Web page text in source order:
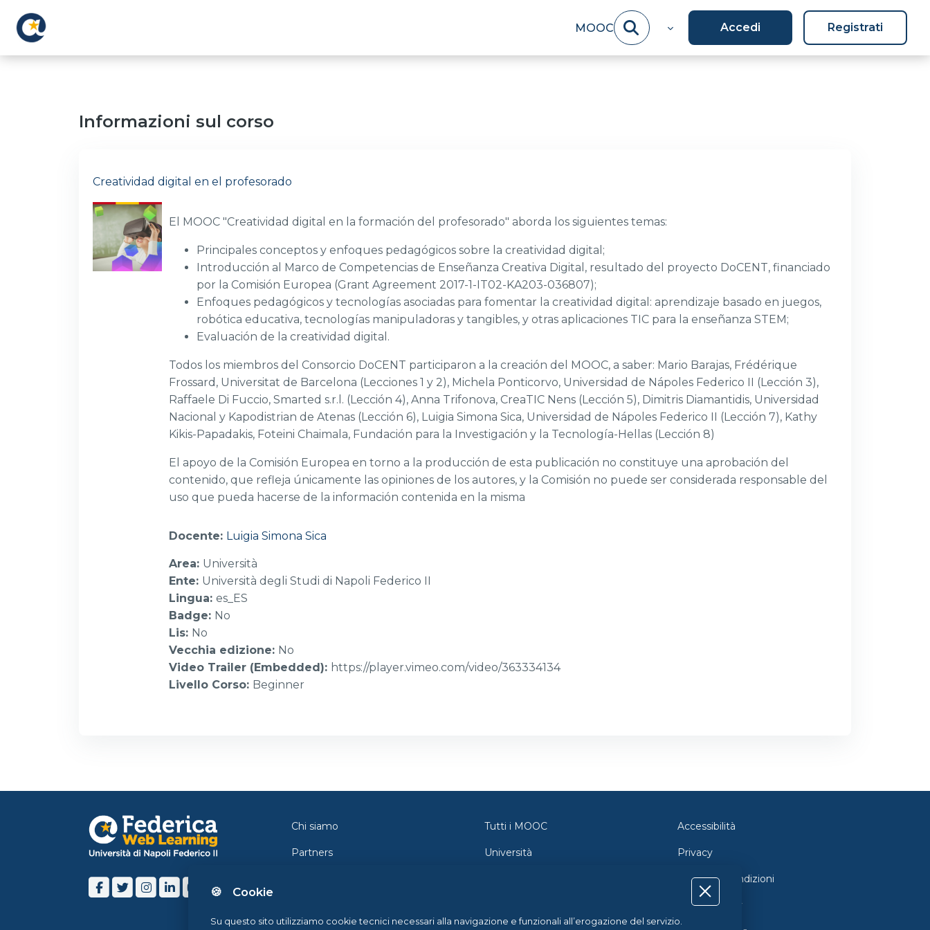
MOOC
Accedi Registrati
Informazioni sul corso
Creatividad digital en el profesorado
El MOOC "Creatividad digital en la formación del profesorado" aborda los siguientes temas:
Principales conceptos y enfoques pedagógicos sobre la creatividad digital;
Introducción al Marco de Competencias de Enseñanza Creativa Digital, resultado del proyecto DoCENT, financiado
por la Comisión Europea (Grant Agreement 2017-1-IT02-KA203-036807);
Enfoques pedagógicos y tecnologías asociadas para fomentar la creatividad digital: aprendizaje basado en juegos,
robótica educativa, tecnologías manipuladoras y tangibles, y otras aplicaciones TIC para la enseñanza STEM;
Evaluación de la creatividad digital.
Todos los miembros del Consorcio DoCENT participaron a la creación del MOOC, a saber: Mario Barajas, Frédérique
Frossard, Universitat de Barcelona (Lecciones 1 y 2), Michela Ponticorvo, Universidad de Nápoles Federico II (Lección 3),
Raffaele Di Fuccio, Smarted s.r.l. (Lección 4), Anna Trifonova, CreaTIC Nens (Lección 5), Dimitris Diamantidis, Universidad
Nacional y Kapodistrian de Atenas (Lección 6), Luigia Simona Sica, Universidad de Nápoles Federico II (Lección 7), Kathy
Kikis-Papadakis, Foteini Chaimala, Fundación para la Investigación y la Tecnología-Hellas (Lección 8)
El apoyo de la Comisión Europea en torno a la producción de esta publicación no constituye una aprobación del
contenido, que refleja únicamente las opiniones de los autores, y la Comisión no puede ser considerada responsable del
uso que pueda hacerse de la información contenida en la misma
Docente: Luigia Simona Sica
Area: Università
Ente: Università degli Studi di Napoli Federico II
Lingua: es_ES
Badge: No
Lis: No
Vecchia edizione: No
Video Trailer (Embedded): https://player.vimeo.com/video/363334134
Livello Corso: Beginner
Chi siamo
Partners
Tutti i MOOC
Università
Accessibilità
Privacy
Termini e Condizioni
Cookie Policy
🍪 Cookie
Su questo sito utilizziamo cookie tecnici necessari alla navigazione e funzionali all’erogazione del servizio.